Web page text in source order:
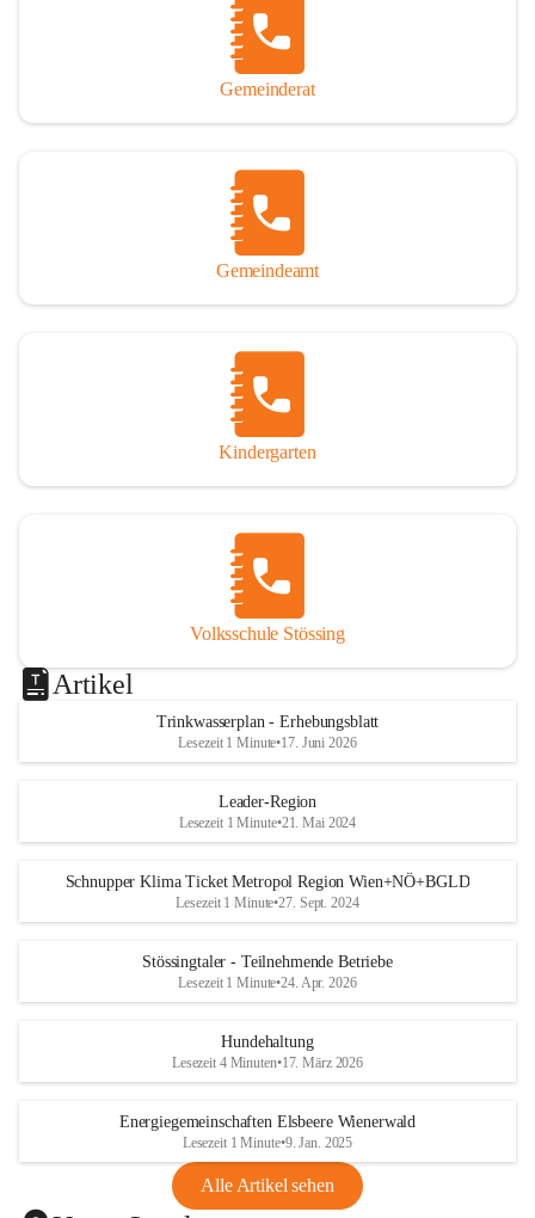
Gemeinderat
Gemeindeamt
Kindergarten
Volksschule Stössing
Artikel
Trinkwasserplan - Erhebungsblatt
Lesezeit 1 Minute•17. Juni 2026
Leader-Region
Lesezeit 1 Minute•21. Mai 2024
Schnupper Klima Ticket Metropol Region Wien+NÖ+BGLD
Lesezeit 1 Minute•27. Sept. 2024
Stössingtaler - Teilnehmende Betriebe
Lesezeit 1 Minute•24. Apr. 2026
Hundehaltung
Lesezeit 4 Minuten•17. März 2026
Energiegemeinschaften Elsbeere Wienerwald
Lesezeit 1 Minute•9. Jan. 2025
Alle Artikel sehen